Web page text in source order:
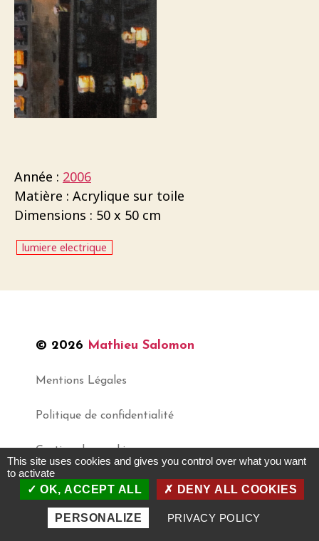
Année : 2006
Matière : Acrylique sur toile
Dimensions : 50 x 50 cm
lumiere electrique
© 2026 Mathieu Salomon
Mentions Légales
Politique de confidentialité
Gestion des cookies
Haut↑
This site uses cookies and gives you control over what you want
to activate
OK, ACCEPT ALL
DENY ALL COOKIES
PERSONALIZE PRIVACY POLICY